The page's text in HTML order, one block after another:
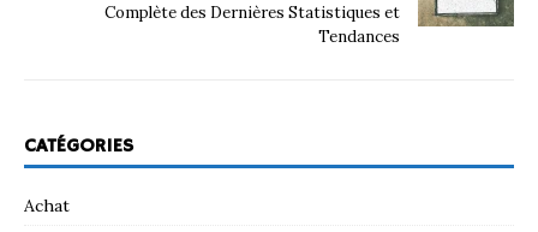
Complète des Dernières Statistiques et
Tendances
CATÉGORIES
Achat